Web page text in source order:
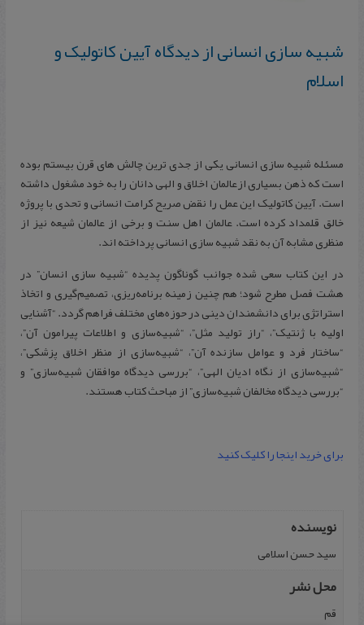
شبیه سازی انسانی از دیدگاه آیین کاتولیک و
اسلام
مسئله شبیه سازی انسانی یکی از جدی ترین چالش های قرن بیستم بوده
است که ذهن بسیاری ازعالمان اخلاق و الهی دانان را به خود مشغول داشته
است. آیین کاتولیک این عمل را نقض صریح کرامت انسانی و تحدی با پروژه
خالق قلمداد کرده است. عالمان اهل سنت و برخی از عالمان شیعه نیز از
منظری مشابه آن به نقد شبیه سازی انسانی پرداخته اند.
در این کتاب سعی شده جوانب گوناگون پدیده‌ “شبیه سازی انسان” در
هشت فصل مطرح شود؛ هم چنین زمینه برنامه‌ریزی، تصمیم‌گیری و اتخاذ
استراتژی برای دانشمندان دینی در حوزه‌های مختلف فراهم گردد. “آشنایی
اولیه با ژنتیک”، “راز تولید مثل”، “شبیه‌سازی و اطلاعات پیرامون آن”،
“ساختار فرد و عوامل سازنده آن”، “شبیه‌سازی از منظر اخلاق پزشكی”،
“شبیه‌سازی از نگاه ادیان الهی”، “بررسی دیدگاه موافقان شبیه‌سازی” و
“بررسی دیدگاه مخالفان شبیه‌سازی” از مباحث كتاب هستند.
برای خرید اینجا را کلیک کنید
نویسنده
سید حسن اسلامی
محل نشر
قم